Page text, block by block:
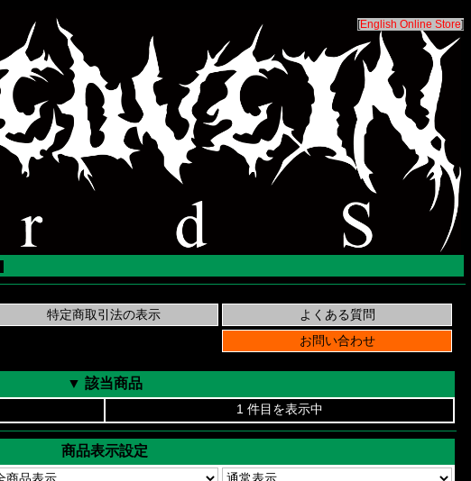
[English Online Store]
▼ 該当商品
1 件目を表示中
商品表示設定